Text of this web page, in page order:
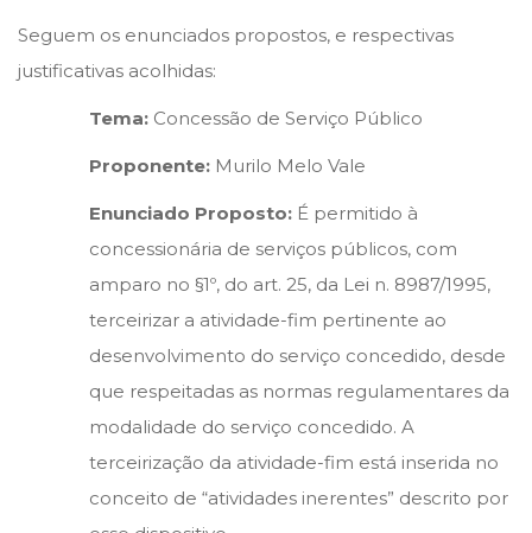
Seguem os enunciados propostos, e respectivas
justificativas acolhidas:
Tema: Concessão de Serviço Público
Proponente: Murilo Melo Vale
Enunciado Proposto: É permitido à
concessionária de serviços públicos, com
amparo no §1º, do art. 25, da Lei n. 8987/1995,
terceirizar a atividade-fim pertinente ao
desenvolvimento do serviço concedido, desde
que respeitadas as normas regulamentares da
modalidade do serviço concedido. A
terceirização da atividade-fim está inserida no
conceito de “atividades inerentes” descrito por